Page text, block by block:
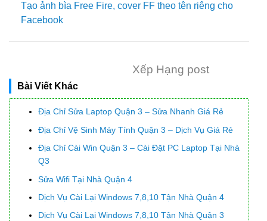
Tạo ảnh bìa Free Fire, cover FF theo tên riêng cho
Facebook
Xếp Hạng post
Bài Viết Khác
Địa Chỉ Sửa Laptop Quận 3 – Sửa Nhanh Giá Rẻ
Địa Chỉ Vệ Sinh Máy Tính Quận 3 – Dịch Vụ Giá Rẻ
Địa Chỉ Cài Win Quận 3 – Cài Đặt PC Laptop Tại Nhà
Q3
Sửa Wifi Tại Nhà Quận 4
Dịch Vụ Cài Lại Windows 7,8,10 Tận Nhà Quận 4
Dịch Vụ Cài Lại Windows 7,8,10 Tận Nhà Quận 3